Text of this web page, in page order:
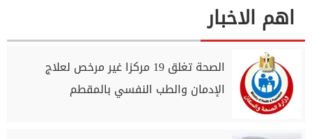
اهم الاخبار
الصحة تغلق 19 مركزا غير مرخص لعلاج
الإدمان والطب النفسي بالمقطم